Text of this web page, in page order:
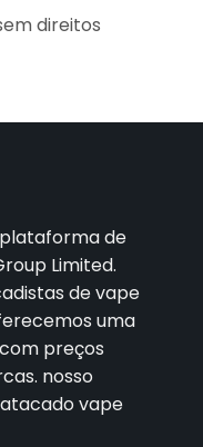
direitos
de
Limited.
de vape
uma
preços
nosso
vape